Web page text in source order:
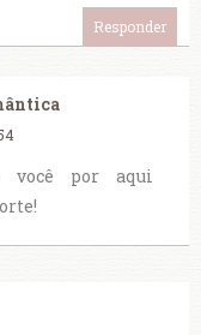
Responder
você por aqui